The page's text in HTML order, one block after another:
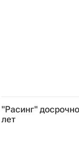
"Расинг"
лет